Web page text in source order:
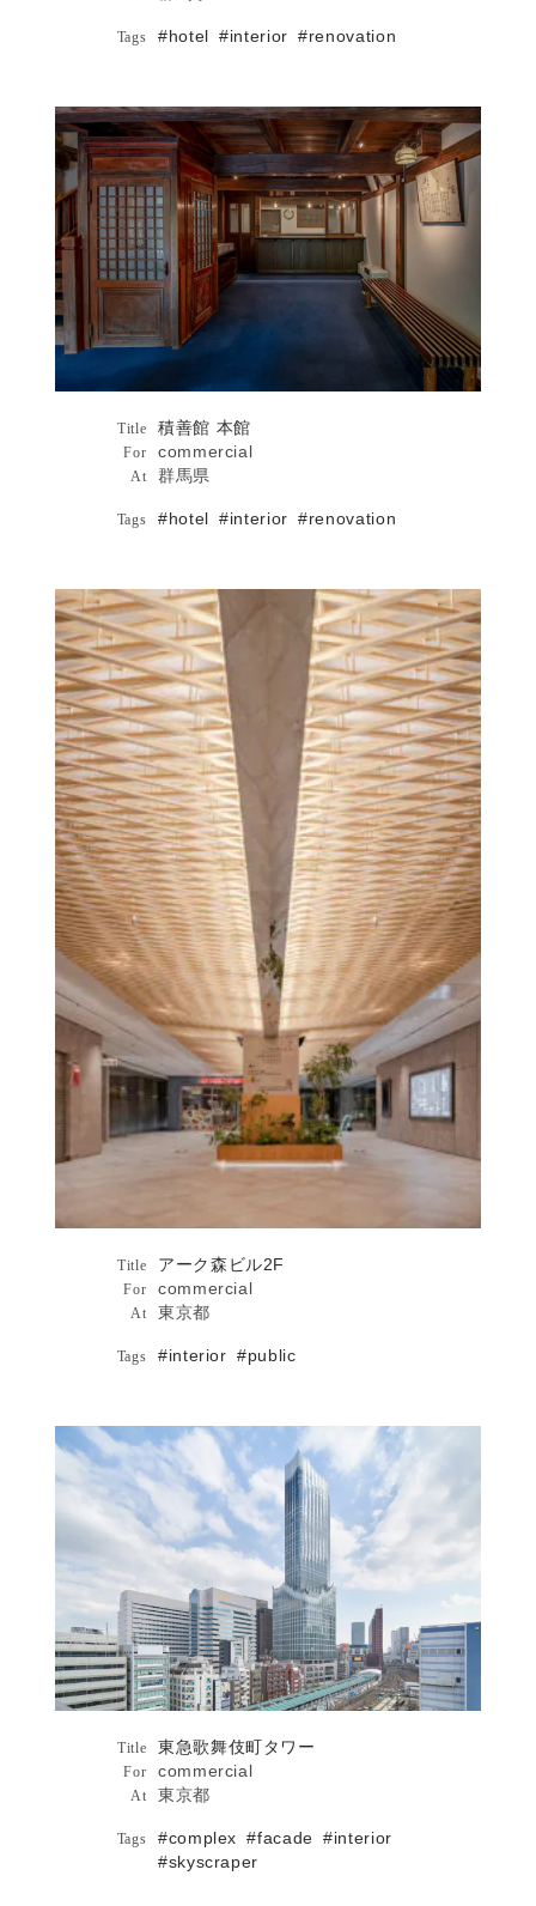
Tags #hotel #interior #renovation
積善館 本館
Architecture
Title 積善館 本館
For commercial
At 群馬県
Tags #hotel #interior #renovation
積善館 本館詳細へ
アーク森ビル2F
Architecture
Title アーク森ビル2F
For commercial
At 東京都
Tags #interior #public
アーク森ビル2F詳細へ
東急歌舞伎町タワー
Architecture
Title 東急歌舞伎町タワー
For commercial
At 東京都
Publications
未来をつくる仕事 やってみなくちゃ分
からない [日経 BizGate]
Tags #complex #facade
#interior
#skyscraper
東急歌舞伎町タワー詳細へ